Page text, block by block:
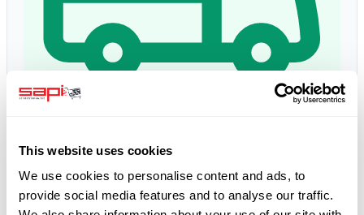
This website uses cookies
We use cookies to personalise content and ads, to
provide social media features and to analyse our traffic.
Consegna prevista: ven, 14 ago
5.0